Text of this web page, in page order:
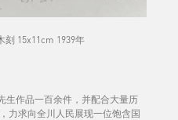
刻 15x11cm 1939年
作品一百余件，并配合大量历
力求向全川人民展现一位饱含国